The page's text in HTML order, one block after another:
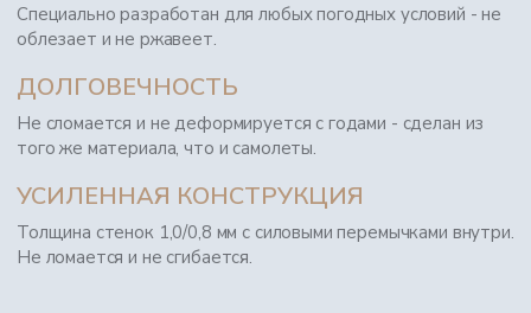
Специально разработан для любых погодных условий - не
облезает и не ржавеет.
ДОЛГОВЕЧНОСТЬ
Не сломается и не деформируется с годами - сделан из
того же материала, что и самолеты.
УСИЛЕННАЯ КОНСТРУКЦИЯ
Толщина стенок 1,0/0,8 мм с силовыми перемычками внутри.
Не ломается и не сгибается.